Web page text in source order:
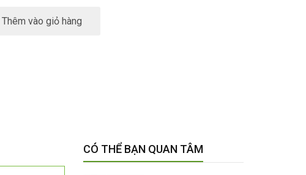
Thêm vào giỏ hàng
CÓ THỂ BẠN QUAN TÂM